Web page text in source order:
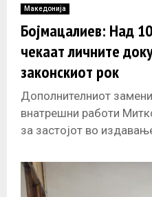
Македонија
Бојмацалиев: Над
чекаат личните
законскиот рок
Дополнителниот
внатрешни работи
за застојот во
влада, министерот